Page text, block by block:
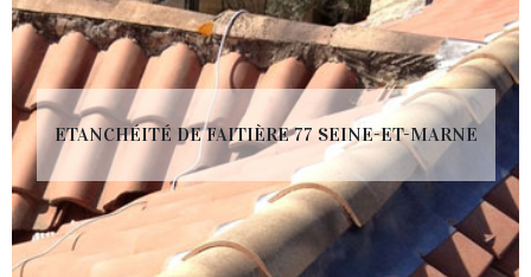
ETANCHÉITÉ DE FAITIÈRE 77 SEINE-ET-MARNE